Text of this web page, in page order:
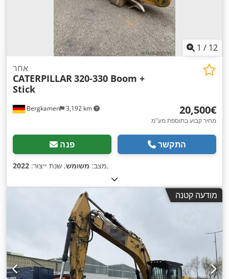
1 / 12
Bergkamen 3,192 km
אחר
CATERPILLAR320-330 Boom +
Stick
‏20,500 ‏€
מחיר קבוע בתוספת מע"מ
פנה התקשר
מצב: משומש, שנת ייצור: 2022 ,
מודעה קטנה